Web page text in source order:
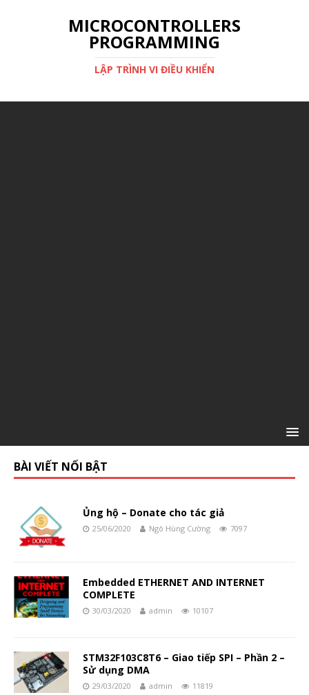
MICROCONTROLLERS
PROGRAMMING
LẬP TRÌNH VI ĐIỀU KHIỂN
BÀI VIẾT NỔI BẬT
Ủng hộ – Donate cho tác giả
25/06/2020 Ngô Hùng Cường 7097
Embedded ETHERNET AND INTERNET
COMPLETE
30/03/2020 admin 10107
STM32F103C8T6 – Giao tiếp SPI – Phần 2 –
Sử dụng DMA
29/03/2020 admin 11819